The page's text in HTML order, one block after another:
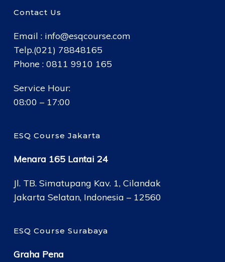
Contact Us
Email : info@esqcourse.com
Telp.(021) 78848165
Phone : 0811 9910 165
Service Hour:
08:00 – 17:00
ESQ Course Jakarta
Menara 165 Lantai 24
Jl. TB. Simatupang Kav. 1, Cilandak
Jakarta Selatan, Indonesia – 12560
ESQ Course Surabaya
Graha Pena